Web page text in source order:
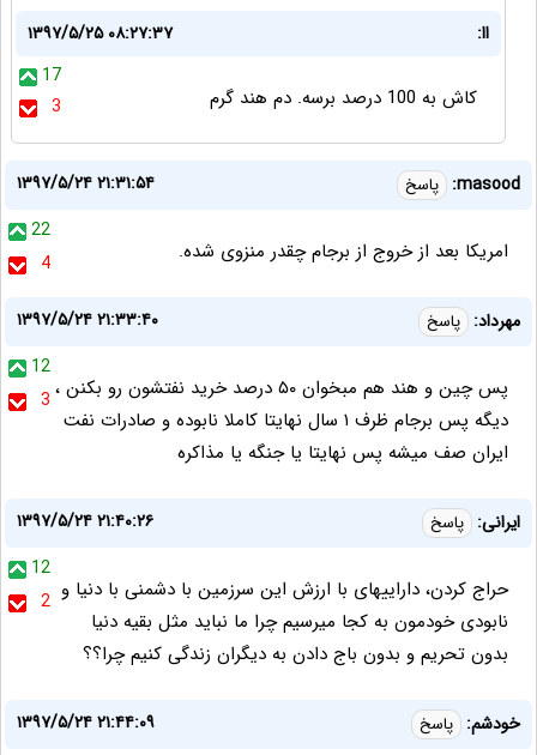
اا:
۱۳۹۷/۵/۲۵ ۰۸:۲۷:۳۷
17
3
کاش به 100 درصد برسه. دم هند گرم
masood: پاسخ
۱۳۹۷/۵/۲۴ ۲۱:۳۱:۵۴
22
4
امریکا بعد از خروج از برجام چقدر منزوی شده.
مهرداد: پاسخ
۱۳۹۷/۵/۲۴ ۲۱:۳۳:۴۰
12
3 پس چین و هند هم مبخوان ۵۰ درصد خرید نفتشون رو بکنن ،
دیگه پس برجام ظرف ۱ سال نهایتا کاملا نابوده و صادرات نفت
ایران صف میشه پس نهایتا یا جنگه یا مذاکره
ایرانی: پاسخ
۱۳۹۷/۵/۲۴ ۲۱:۴۰:۲۶
12
2 حراج کردن، داراییهای با ارزش این سرزمین با دشمنی با دنیا و
نابودی خودمون به کجا میرسیم چرا ما نباید مثل بقیه دنیا
بدون تحریم و بدون باج دادن به دیگران زندگی کنیم چرا؟؟
خودشم: پاسخ
۱۳۹۷/۵/۲۴ ۲۱:۴۴:۰۹